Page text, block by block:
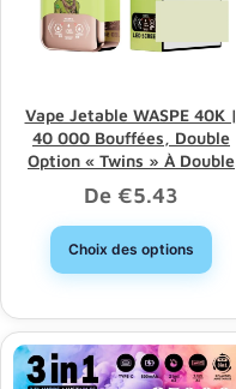
Vape Jetable WASPE 40K |
40 000 Bouffées, Double
Option « Twins » À Double
De €5.43
Choix des options